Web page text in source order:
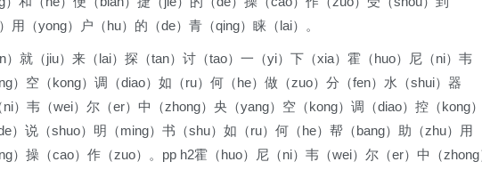
用（yong）户（hu）的（de）青（qing）睐（lai）。
就（jiu）来（lai）探（tan）讨（tao）一（yi）下（xia）霍（huo）尼（ni）韦
）空（kong）调（diao）如（ru）何（he）做（zuo）分（fen）水（shui）器
）韦（wei）尔（er）中（zhong）央（yang）空（kong）调（diao）控（kong）
）说（shuo）明（ming）书（shu）如（ru）何（he）帮（bang）助（zhu）用
）操（cao）作（zuo）。pp h2霍（huo）尼（ni）韦（wei）尔（er）中（zhong